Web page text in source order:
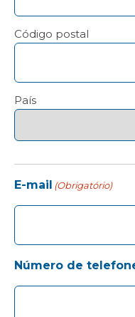
Código postal
País
E-mail (Obrigatório)
Número de